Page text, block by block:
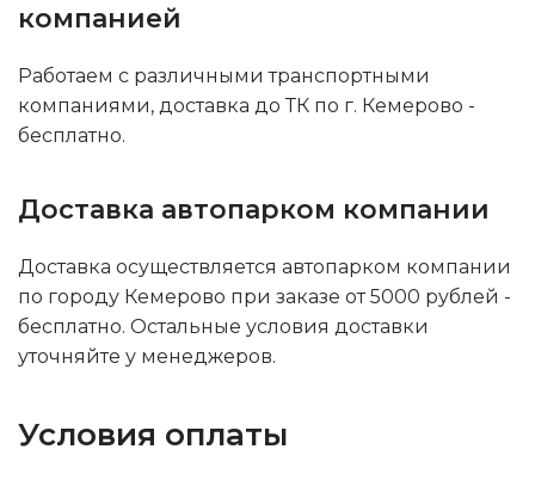
компанией
Работаем с различными транспортными
компаниями, доставка до ТК по г. Кемерово -
бесплатно.
Доставка автопарком компании
Доставка осуществляется автопарком компании
по городу Кемерово при заказе от 5000 рублей -
бесплатно. Остальные условия доставки
уточняйте у менеджеров.
Условия оплаты